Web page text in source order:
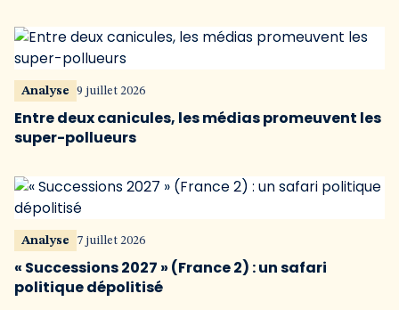
Analyse 9 juillet 2026
Entre deux canicules, les médias promeuvent les
super-pollueurs
Analyse 7 juillet 2026
« Successions 2027 » (France 2) : un safari
politique dépolitisé